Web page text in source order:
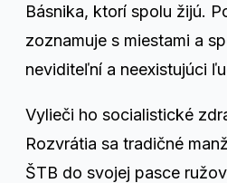
Básnika, ktorí spolu žijú.
zoznamuje s miestami a
neviditeľní a neexistujúci
Vylieči ho socialistické
Rozvrátia sa tradičné
ŠTB do svojej pasce